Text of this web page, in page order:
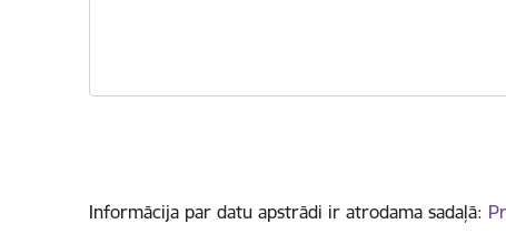
Informācija par datu apstrādi ir atrodama sadaļā: